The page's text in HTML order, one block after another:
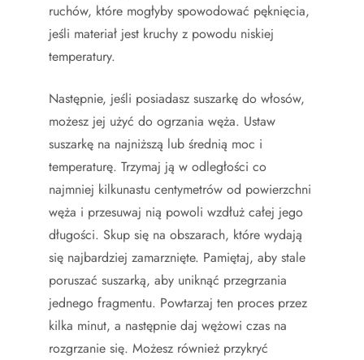
ruchów, które mogłyby spowodować pęknięcia,
jeśli materiał jest kruchy z powodu niskiej
temperatury.
Następnie, jeśli posiadasz suszarkę do włosów,
możesz jej użyć do ogrzania węża. Ustaw
suszarkę na najniższą lub średnią moc i
temperaturę. Trzymaj ją w odległości co
najmniej kilkunastu centymetrów od powierzchni
węża i przesuwaj nią powoli wzdłuż całej jego
długości. Skup się na obszarach, które wydają
się najbardziej zamarznięte. Pamiętaj, aby stale
poruszać suszarką, aby uniknąć przegrzania
jednego fragmentu. Powtarzaj ten proces przez
kilka minut, a następnie daj wężowi czas na
rozgrzanie się. Możesz również przykryć